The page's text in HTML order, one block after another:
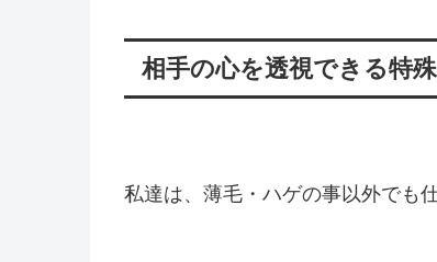
相手の心を透視できる特
私達は、薄毛・ハゲの事以外でも